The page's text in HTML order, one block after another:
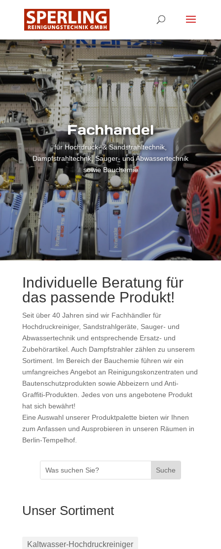
Fachhandel
für Hochdruck- & Sandstrahltechnik,
Dampfstrahltechnk, Sauger- und Abwassertechnik
sowie Bauchemie
Individuelle Beratung für
das passende Produkt!
Seit über 40 Jahren sind wir Fachhändler für
Hochdruckreiniger, Sandstrahlgeräte, Sauger- und
Abwassertechnik und entsprechende Ersatz- und
Zubehörartikel. Auch Dampfstrahler zählen zu unserem
Sortiment. Im Bereich der Bauchemie führen wir ein
umfangreiches Angebot an Reinigungskonzentraten und
Bautenschutzprodukten sowie Abbeizern und Anti-
Graffiti-Produkten. Jedes von uns angebotene Produkt
hat sich bewährt!
Eine Auswahl unserer Produktpalette bieten wir Ihnen
zum Anfassen und Ausprobieren in unseren Räumen in
Berlin-Tempelhof.
Unser Sortiment
Kaltwasser-Hochdruckreiniger